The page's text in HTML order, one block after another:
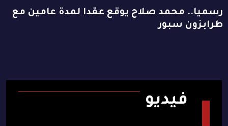
رسميا.. محمد صلاح يوقع عقدا لمدة عامين مع
طرابزون سبور
فيديو